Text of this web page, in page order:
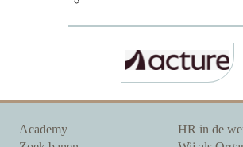
Academy
HR in de